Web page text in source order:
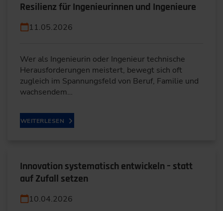
Resilienz für Ingenieurinnen und Ingenieure
11.05.2026
Wer als Ingenieurin oder Ingenieur technische
Herausforderungen meistert, bewegt sich oft
zugleich im Spannungsfeld von Beruf, Familie und
wachsendem…
WEITERLESEN
Innovation systematisch entwickeln – statt
auf Zufall setzen
10.04.2026